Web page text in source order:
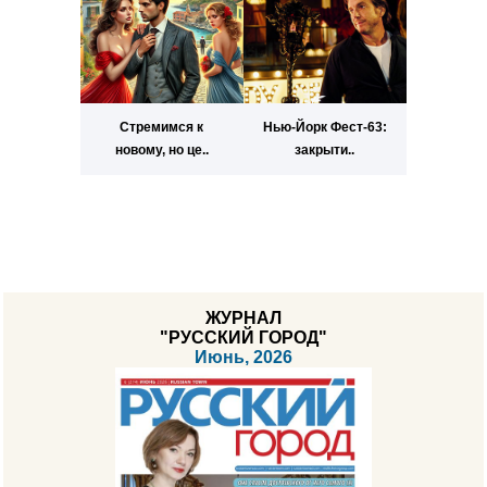
Стремимся к
новому, но це..
Нью-Йорк Фест-63:
закрыти..
ЖУРНАЛ
"РУССКИЙ ГОРОД"
Июнь, 2026